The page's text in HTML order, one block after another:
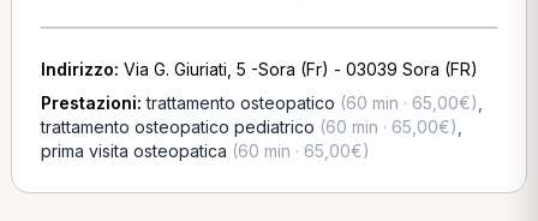
Indirizzo: Via G. Giuriati, 5 -Sora (Fr) - 03039 Sora (FR)
Prestazioni:trattamento osteopatico (60 min · 65,00€)
trattamento osteopatico pediatrico (60 min · 65,00€)
prima visita osteopatica (60 min · 65,00€)